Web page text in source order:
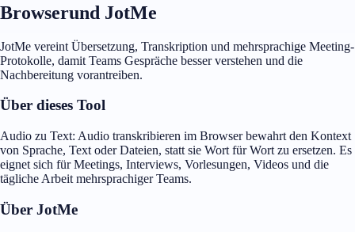
Browserund JotMe
JotMe vereint Übersetzung, Transkription und mehrsprachige Meeting-
Protokolle, damit Teams Gespräche besser verstehen und die
Nachbereitung vorantreiben.
Über dieses Tool
Audio zu Text: Audio transkribieren im Browser bewahrt den Kontext
von Sprache, Text oder Dateien, statt sie Wort für Wort zu ersetzen. Es
eignet sich für Meetings, Interviews, Vorlesungen, Videos und die
tägliche Arbeit mehrsprachiger Teams.
Über JotMe